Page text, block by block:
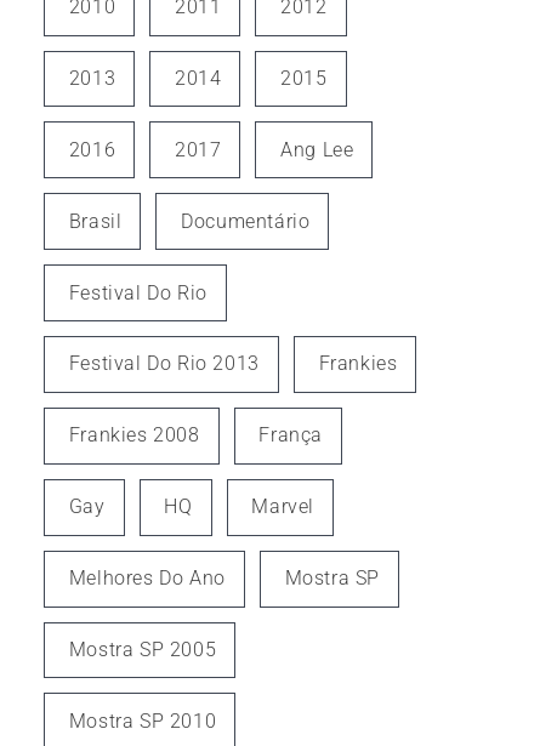
2010 2011 2012
2013 2014 2015
2016 2017 Ang Lee
Brasil Documentário
Festival Do Rio
Festival Do Rio 2013 Frankies
Frankies 2008 França
Gay HQ Marvel
Melhores Do Ano Mostra SP
Mostra SP 2005
Mostra SP 2010